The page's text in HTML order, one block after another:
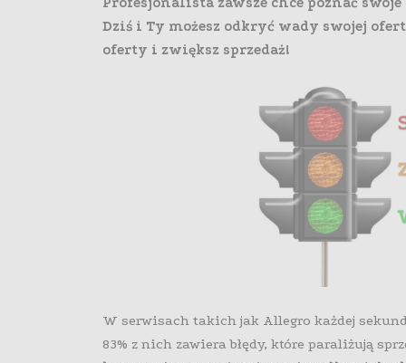
Dziś i Ty możesz odkryć wady swojej
oferty i zwiększ sprzedaż!
W serwisach takich jak Allegro każdej
83% z nich zawiera błędy, które paraliżują